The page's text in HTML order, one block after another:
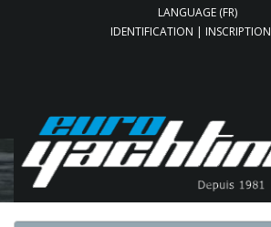
LANGUAGE (FR)
IDENTIFICATION | INSCRIPTION
Accueil